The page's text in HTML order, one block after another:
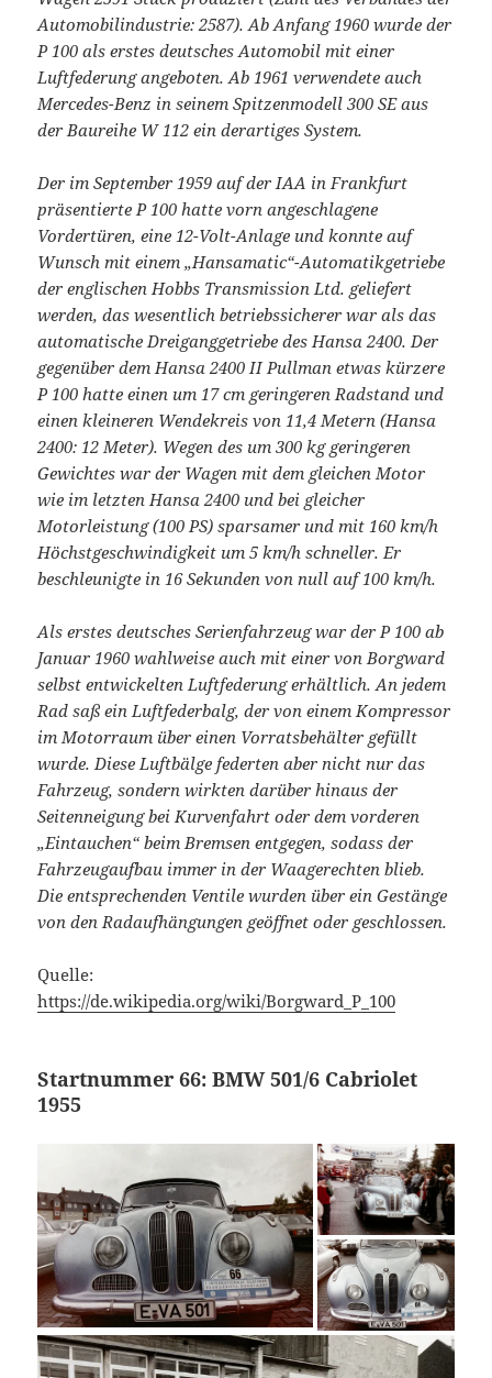
Automobilindustrie: 2587). Ab Anfang 1960 wurde der
P 100 als erstes deutsches Automobil mit einer
Luftfederung angeboten. Ab 1961 verwendete auch
Mercedes-Benz in seinem Spitzenmodell 300 SE aus
der Baureihe W 112 ein derartiges System.
Der im September 1959 auf der IAA in Frankfurt
präsentierte P 100 hatte vorn angeschlagene
Vordertüren, eine 12-Volt-Anlage und konnte auf
Wunsch mit einem „Hansamatic“-Automatikgetriebe
der englischen Hobbs Transmission Ltd. geliefert
werden, das wesentlich betriebssicherer war als das
automatische Dreiganggetriebe des Hansa 2400. Der
gegenüber dem Hansa 2400 II Pullman etwas kürzere
P 100 hatte einen um 17 cm geringeren Radstand und
einen kleineren Wendekreis von 11,4 Metern (Hansa
2400: 12 Meter). Wegen des um 300 kg geringeren
Gewichtes war der Wagen mit dem gleichen Motor
wie im letzten Hansa 2400 und bei gleicher
Motorleistung (100 PS) sparsamer und mit 160 km/h
Höchstgeschwindigkeit um 5 km/h schneller. Er
beschleunigte in 16 Sekunden von null auf 100 km/h.
Als erstes deutsches Serienfahrzeug war der P 100 ab
Januar 1960 wahlweise auch mit einer von Borgward
selbst entwickelten Luftfederung erhältlich. An jedem
Rad saß ein Luftfederbalg, der von einem Kompressor
im Motorraum über einen Vorratsbehälter gefüllt
wurde. Diese Luftbälge federten aber nicht nur das
Fahrzeug, sondern wirkten darüber hinaus der
Seitenneigung bei Kurvenfahrt oder dem vorderen
„Eintauchen“ beim Bremsen entgegen, sodass der
Fahrzeugaufbau immer in der Waagerechten blieb.
Die entsprechenden Ventile wurden über ein Gestänge
von den Radaufhängungen geöffnet oder geschlossen.
Quelle:
https://de.wikipedia.org/wiki/Borgward_P_100
Startnummer 66: BMW 501/6 Cabriolet
1955